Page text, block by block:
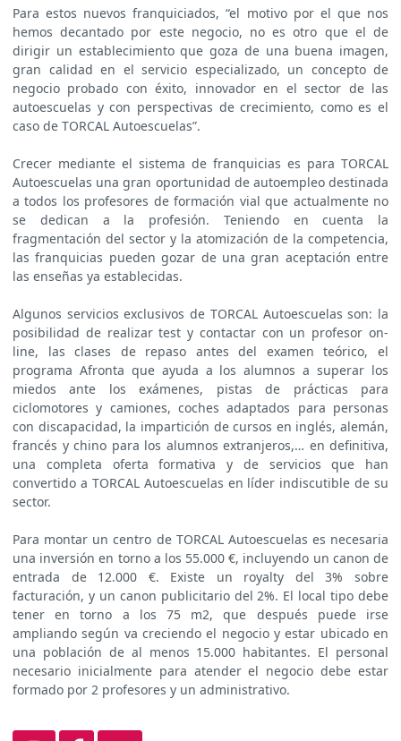
Para estos nuevos franquiciados, “el motivo por el que nos
hemos decantado por este negocio, no es otro que el de
dirigir un establecimiento que goza de una buena imagen,
gran calidad en el servicio especializado, un concepto de
negocio probado con éxito, innovador en el sector de las
autoescuelas y con perspectivas de crecimiento, como es el
caso de TORCAL Autoescuelas”.
Crecer mediante el sistema de franquicias es para TORCAL
Autoescuelas una gran oportunidad de autoempleo destinada
a todos los profesores de formación vial que actualmente no
se dedican a la profesión. Teniendo en cuenta la
fragmentación del sector y la atomización de la competencia,
las franquicias pueden gozar de una gran aceptación entre
las enseñas ya establecidas.
Algunos servicios exclusivos de TORCAL Autoescuelas son: la
posibilidad de realizar test y contactar con un profesor on-
line, las clases de repaso antes del examen teórico, el
programa Afronta que ayuda a los alumnos a superar los
miedos ante los exámenes, pistas de prácticas para
ciclomotores y camiones, coches adaptados para personas
con discapacidad, la impartición de cursos en inglés, alemán,
francés y chino para los alumnos extranjeros,… en definitiva,
una completa oferta formativa y de servicios que han
convertido a TORCAL Autoescuelas en líder indiscutible de su
sector.
Para montar un centro de TORCAL Autoescuelas es necesaria
una inversión en torno a los 55.000 €, incluyendo un canon de
entrada de 12.000 €. Existe un royalty del 3% sobre
facturación, y un canon publicitario del 2%. El local tipo debe
tener en torno a los 75 m2, que después puede irse
ampliando según va creciendo el negocio y estar ubicado en
una población de al menos 15.000 habitantes. El personal
necesario inicialmente para atender el negocio debe estar
formado por 2 profesores y un administrativo.